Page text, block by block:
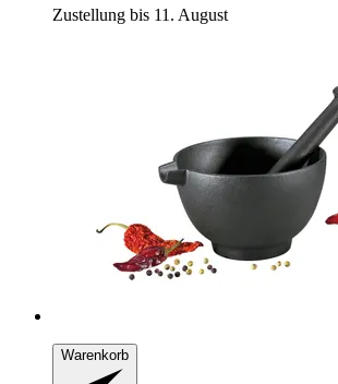
Zustellung bis 11. August
Warenkorb